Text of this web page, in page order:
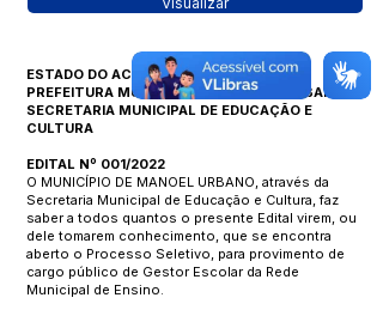
Visualizar
ESTADO DO ACRE
PREFEITURA MUNICIPAL DE MANOEL URBANO
SECRETARIA MUNICIPAL DE EDUCAÇÃO E
CULTURA
EDITAL Nº 001/2022
O MUNICÍPIO DE MANOEL URBANO, através da
Secretaria Municipal de Educação e Cultura, faz
saber a todos quantos o presente Edital virem, ou
dele tomarem conhecimento, que se encontra
aberto o Processo Seletivo, para provimento de
cargo público de Gestor Escolar da Rede
Municipal de Ensino.